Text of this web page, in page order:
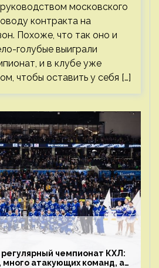
московского
контракта на
Похоже, что так оно и
голубые выиграли
и в клубе уже
чтобы оставить у себя […]
чемпионат КХЛ:
много атакующих команд, а